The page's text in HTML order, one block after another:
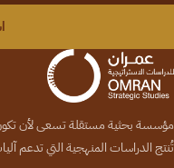
مؤسسة بحثية مستقلة تسعى لأن تكون
تُنتج الدراسات المنهجية التي تدعم